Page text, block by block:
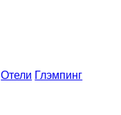
Отели Глэмпинг